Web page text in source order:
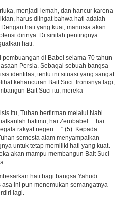
menjadi lemah, dan hancur karena
harus diingat bahwa hati adalah
hati yang kuat, manusia akan
dirinya. Di sinilah pentingnya
hati.
pembuangan di Babel selama 70 tahun
Persia. Sebagai sebuah bangsa
identitas, tentu ini situasi yang sangat
kehancuran Bait Suci. Ironisnya lagi,
Bait Suci itu, mereka
itu, Tuhan berfirman melalui Nabi
hatimu, hai Zerubabel ... hai
rakyat negeri ...." (5). Kepada
semesta alam menyampaikan
untuk tetap memiliki hati yang kuat.
akan mampu membangun Bait Suci
hati bagi bangsa Yahudi.
asa ini pun menemukan semangatnya
lagi.